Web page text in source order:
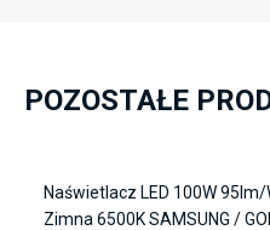
POZOSTAŁE
Naświetlacz LED 100W
Zimna 6500K SAMSUNG /